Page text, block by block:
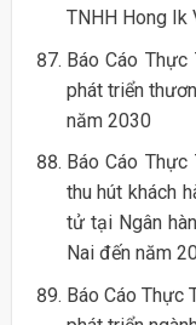
TNHH Hong Ik
Báo Cáo Thực
phát triển
năm 2030
Báo Cáo Thực
thu hút khách
tử tại Ngân
Nai đến năm
Báo Cáo Thực